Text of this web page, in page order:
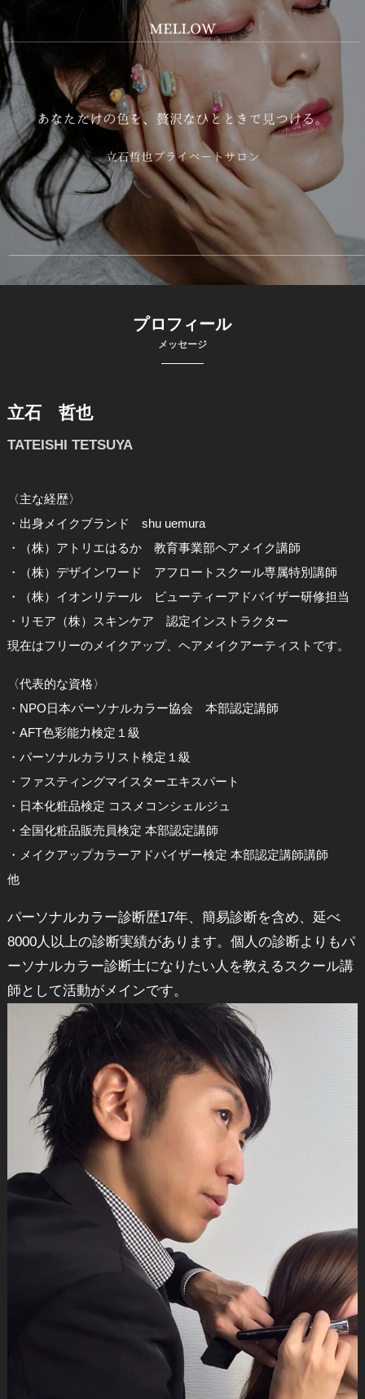
プロフィール
メッセージ
立石 哲也
TATEISHI TETSUYA
〈主な経歴〉
・出身メイクブランド shu uemura
・（株）アトリエはるか 教育事業部ヘアメイク講師
・（株）デザインワード アフロートスクール専属特別講師
・（株）イオンリテール ビューティーアドバイザー研修担当
・リモア（株）スキンケア 認定インストラクター
現在はフリーのメイクアップ、ヘアメイクアーティストです。
〈代表的な資格〉
・NPO日本パーソナルカラー協会 本部認定講師
・AFT色彩能力検定１級
・パーソナルカラリスト検定１級
・ファスティングマイスターエキスパート
・日本化粧品検定 コスメコンシェルジュ
・全国化粧品販売員検定 本部認定講師
・メイクアップカラーアドバイザー検定 本部認定講師講師
他
パーソナルカラー診断歴17年、簡易診断を含め、延べ
8000人以上の診断実績があります。個人の診断よりもパ
ーソナルカラー診断士になりたい人を教えるスクール講
師として活動がメインです。